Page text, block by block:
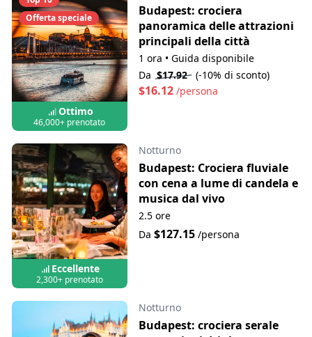
Offerta speciale
Ottimo
46,000+ prenotato
Budapest: crociera
panoramica delle attrazioni
principali della città
1 ora • Guida disponibile
Da $17.92 (-10% di sconto)
$16.12/persona
Eccellente
2,300+ prenotato
Notturno
Budapest: Crociera fluviale
con cena a lume di candela e
musica dal vivo
2.5 ore
Da $127.15/persona
Notturno
Budapest: crociera serale